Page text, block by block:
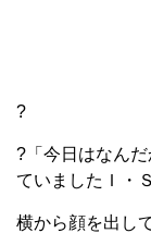
?
?「今日はなん
ていましたＩ・
横から顔を出し